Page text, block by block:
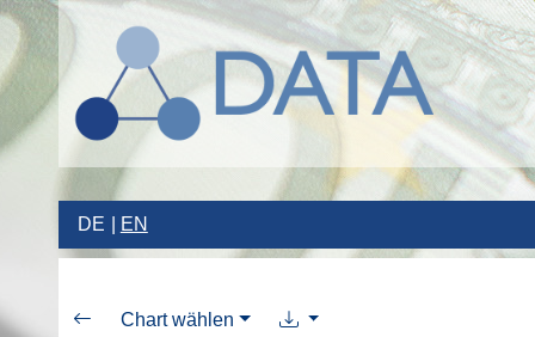
DE EN
Chart wählen